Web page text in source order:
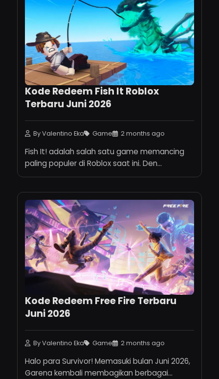
Kode Redeem Fish It Roblox
Terbaru Juni 2026
By Valentino Eka Game 2 months ago
Fish It! adalah salah satu game memancing
paling populer di Roblox saat ini. Den...
Kode Redeem Free Fire Terbaru
Juni 2026
By Valentino Eka Game 2 months ago
Halo para Survivor! Memasuki bulan Juni 2026,
Garena kembali membagikan berbagai...